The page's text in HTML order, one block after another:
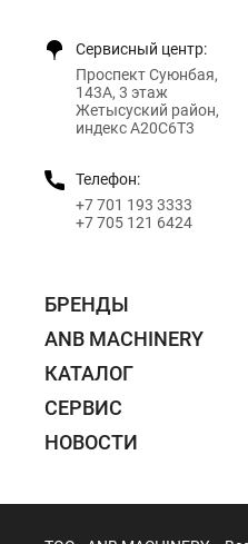
Сервисный центр:
Проспект Суюнбая,
143А, 3 этаж
Жетысуский район,
индекс A20C6T3
Телефон:
+7 701 193 3333
+7 705 121 6424
БРЕНДЫ
ANB MACHINERY
КАТАЛОГ
СЕРВИС
НОВОСТИ